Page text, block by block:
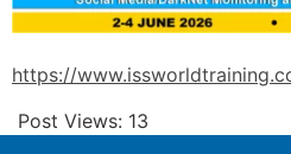
https://
Post Views: 13